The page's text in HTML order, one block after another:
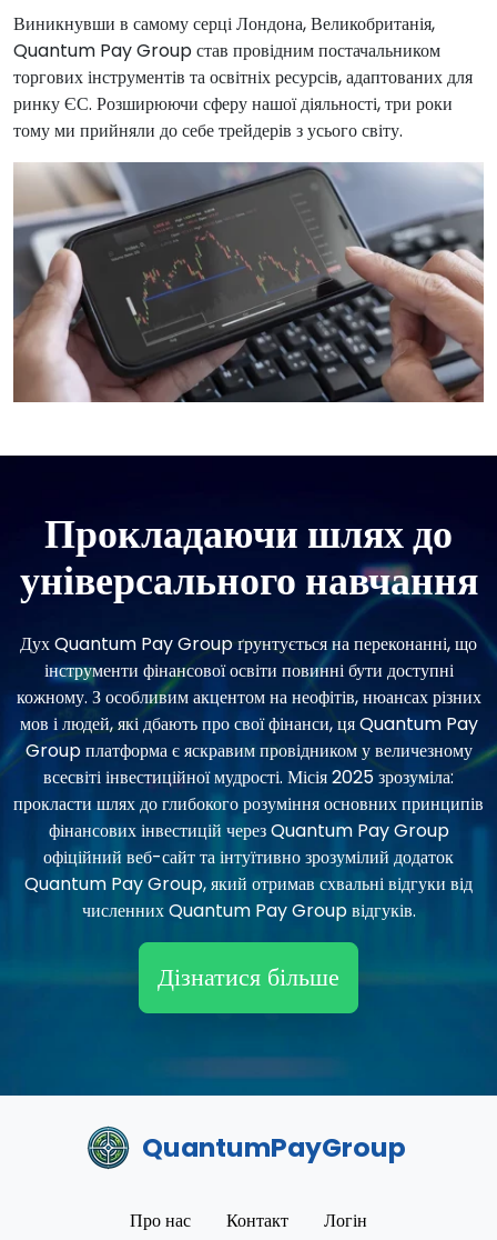
Виникнувши в самому серці Лондона, Великобританія,
Quantum Pay Group став провідним постачальником
торгових інструментів та освітніх ресурсів, адаптованих для
ринку ЄС. Розширюючи сферу нашої діяльності, три роки
тому ми прийняли до себе трейдерів з усього світу.
Прокладаючи шлях до
універсального навчання
Дух Quantum Pay Group ґрунтується на переконанні, що
інструменти фінансової освіти повинні бути доступні
кожному. З особливим акцентом на неофітів, нюансах різних
мов і людей, які дбають про свої фінанси, ця Quantum Pay
Group платформа є яскравим провідником у величезному
всесвіті інвестиційної мудрості. Місія 2025 зрозуміла:
прокласти шлях до глибокого розуміння основних принципів
фінансових інвестицій через Quantum Pay Group
офіційний веб-сайт та інтуїтивно зрозумілий додаток
Quantum Pay Group, який отримав схвальні відгуки від
численних Quantum Pay Group відгуків.
Дізнатися більше
QuantumPayGroup
Про нас Контакт Логін